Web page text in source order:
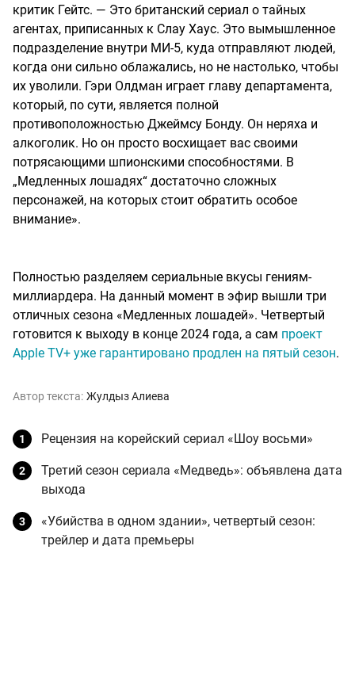
критик Гейтс. — Это британский сериал о тайных
агентах, приписанных к Слау Хаус. Это вымышленное
подразделение внутри МИ-5, куда отправляют людей,
когда они сильно облажались, но не настолько, чтобы
их уволили. Гэри Олдман играет главу департамента,
который, по сути, является полной
противоположностью Джеймсу Бонду. Он неряха и
алкоголик. Но он просто восхищает вас своими
потрясающими шпионскими способностями. В
„Медленных лошадях“ достаточно сложных
персонажей, на которых стоит обратить особое
внимание».
Полностью разделяем сериальные вкусы гениям-
миллиардера. На данный момент в эфир вышли три
отличных сезона «Медленных лошадей». Четвертый
готовится к выходу в конце 2024 года, а сам проект
Apple TV+ уже гарантировано продлен на пятый сезон.
Автор текста: Жулдыз Алиева
Рецензия на корейский сериал «Шоу восьми»
Третий сезон сериала «Медведь»: объявлена дата
выхода
«Убийства в одном здании», четвертый сезон:
трейлер и дата премьеры